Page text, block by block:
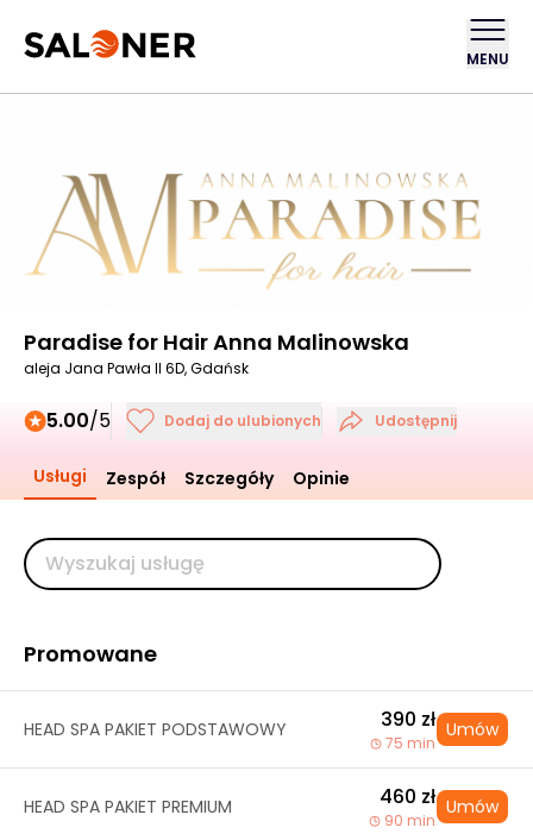
MENU
Paradise for Hair Anna Malinowska
aleja Jana Pawła II 6D, Gdańsk
5.00/5 Dodaj do ulubionych Udostępnij
Usługi Zespół Szczegóły Opinie
Promowane
HEAD SPA PAKIET PODSTAWOWY 390 zł
75 min
Umów
HEAD SPA PAKIET PREMIUM 460 zł
90 min
Umów